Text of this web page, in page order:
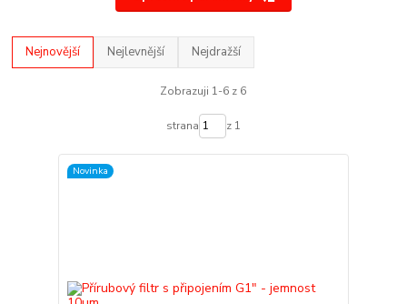
Nejnovější Nejlevnější Nejdražší
Zobrazuji 1-6 z 6
strana z 1
Novinka